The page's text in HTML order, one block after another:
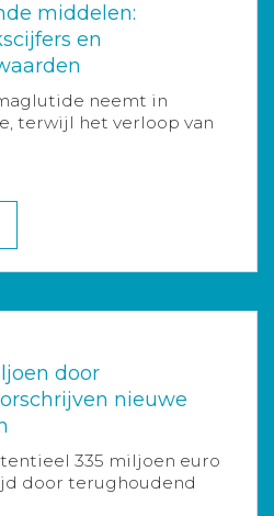
middelen:
en
neemt in
terwijl het verloop van
door
nieuwe
335 miljoen euro
door terughoudend